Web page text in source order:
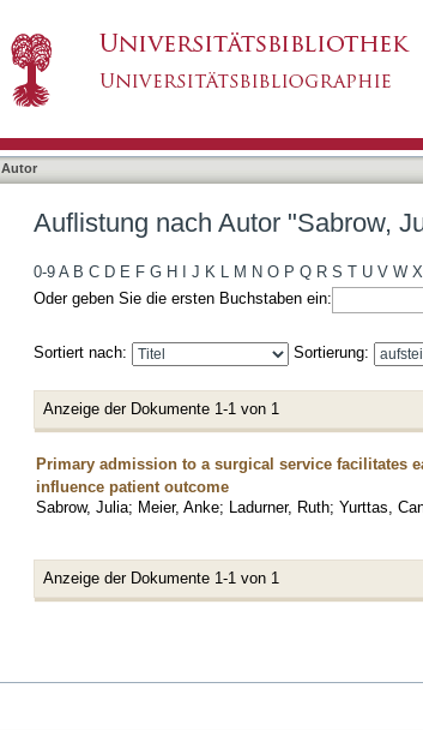
Auflistung nach Autor "Sabrow,
0-9 A B C D E F G H J K L M N O P Q R S T U V W X
Oder geben Sie die ersten Buchstaben ein:
Sortiert nach: Sortierung:
Anzeige der Dokumente 1-1 von 1
Primary admission to a surgical service facilitates
influence patient outcome
Sabrow, Julia; Meier, Anke; Ladurner, Ruth; Yurttas,
Anzeige der Dokumente 1-1 von 1